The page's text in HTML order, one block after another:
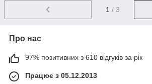
1 / 3
Про нас
97% позитивних з 610 відгуків за рік
Працює з 05.12.2013